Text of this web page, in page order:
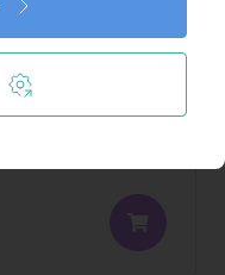
0,83